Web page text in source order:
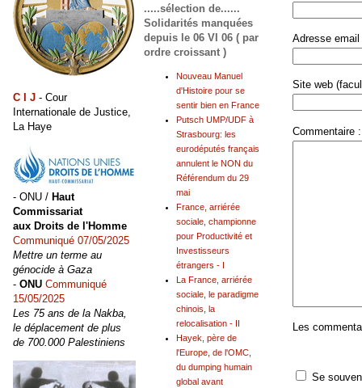
Adresse email
Site web
Commentaire :
Les
Se
.....sélection de......
Solidarités manquées
depuis le 06 VI 06 ( par
ordre croissant )
Nouveau Manuel
d'Histoire pour se
sentir bien en France
Putsch UMP/UDF à
Strasbourg: les
eurodéputés français
annulent le NON du
Référendum du 29
mai
France, arriérée
sociale, championne
pour Productivité et
Investisseurs
étrangers - I
La France, arriérée
sociale, le paradigme
chinois, la
relocalisation - II
Hayek, père de
l'Europe, de l'OMC,
du dumping humain
global avant
C I J - Cour
Internationale de Justice,
La Haye
- ONU / Haut
Commissariat
aux Droits de l'Homme
Communiqué 07/05/2025
Mettre un terme au
génocide à Gaza
- ONU Communiqué
15/05/2025
Les 75 ans de la Nakba,
le déplacement de plus
de 700.000 Palestiniens